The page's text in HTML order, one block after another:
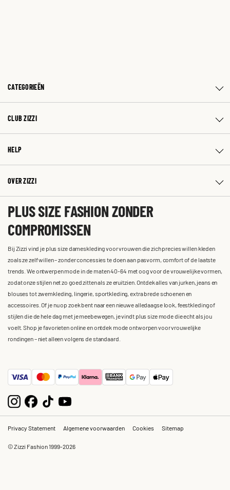
CATEGORIEËN
CLUB ZIZZI
HELP
OVER ZIZZI
PLUS SIZE FASHION ZONDER
COMPROMISSEN
Bij Zizzi vind je plus size dameskleding voor vrouwen die zich precies willen kleden
zoals ze zelf willen – zonder concessies te doen aan pasvorm, comfort of de laatste
trends. We ontwerpen mode in de maten 40-64 met oog voor de vrouwelijke vormen,
zodat onze stijlen net zo goed zitten als ze eruitzien. Ontdek alles van jurken, jeans en
blouses tot zwemkleding, lingerie, sportkleding, extra brede schoenen en
accessoires. Of je nu op zoek bent naar een nieuwe alledaagse look, feestkleding of
stijlen die de hele dag met je meebewegen, je vindt plus size mode die echt als jou
voelt. Shop je favorieten online en ontdek mode ontworpen voor vrouwelijke
rondingen – niet alleen volgens de standaard.
Privacy Statement Algemene voorwaarden Cookies Sitemap
© Zizzi Fashion 1999-2026